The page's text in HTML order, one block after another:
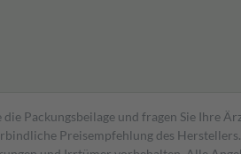
die Packungsbeilage und fragen Sie
Preisempfehlung des